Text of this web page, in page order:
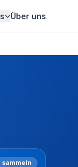
Über uns
sammeln